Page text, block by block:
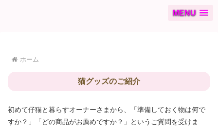
MENU
ホーム
猫グッズのご紹介
初めて仔猫と暮らすオーナーさまから、「準備しておく物は何で
すか？」「どの商品がお薦めですか？」というご質問を受けま